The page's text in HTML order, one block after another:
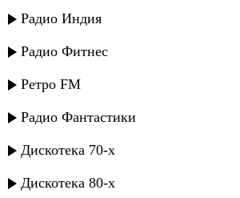
Радио Индия
Радио Фитнес
Ретро FM
Радио Фантастики
Дискотека 70-х
Дискотека 80-х